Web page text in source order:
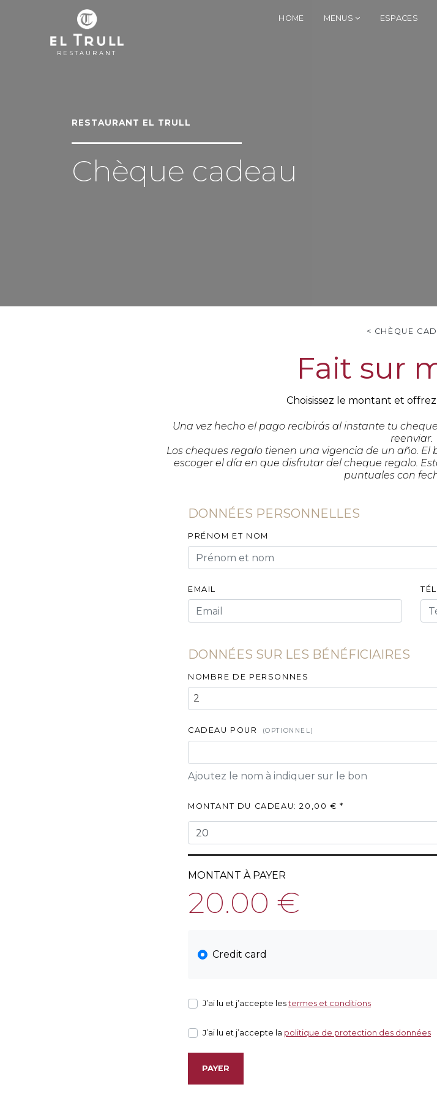
RESTAURANT
HOME MENUS ESPACES
RESTAURANT EL TRULL
Chèque cadeau
< CHÈQUE
Fait sur
Choisissez le montant et
Una vez hecho el pago recibirás al instante tu
reenviar.
Los cheques regalo tienen una vigencia de un año.
escoger el día en que disfrutar del cheque regalo.
puntuales con
DONNÉES PERSONNELLES
PRÉNOM ET NOM
EMAIL
DONNÉES SUR LES BÉNÉFICIAIRES
NOMBRE DE PERSONNES
2
CADEAU POUR (OPTIONNEL)
Ajoutez le nom à indiquer sur le bon
MONTANT DU CADEAU: 20,00 €*
MONTANT À PAYER
20.00 €
Credit card
J’ai lu et j’accepte lestermes et conditions
J’ai lu et j’accepte la politique de protection des données
PAYER